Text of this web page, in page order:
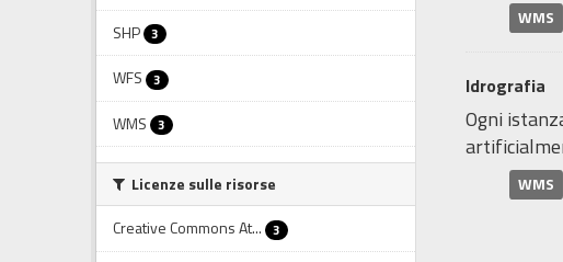
SHP 3
WFS 3
WMS 3
Licenze sulle risorse
Creative Commons At... 3
WMS
Idrografia
Ogni
WMS